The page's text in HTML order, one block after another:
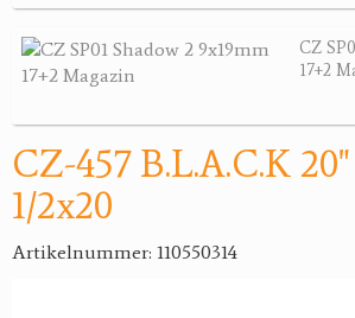
CZ
17+2
CZ-457 B.L.A.C.K
1/2x20
Artikelnummer: 110550314